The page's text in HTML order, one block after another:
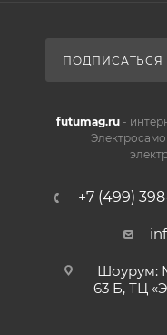
ПОДПИСАТЬСЯ
futumag.ru-
+7 (499)
Шоурум:
63 Б, ТЦ